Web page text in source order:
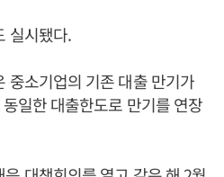
실시됐다.
중소기업의 기존 대출 만기가
일한 대출한도로 만기를 연장